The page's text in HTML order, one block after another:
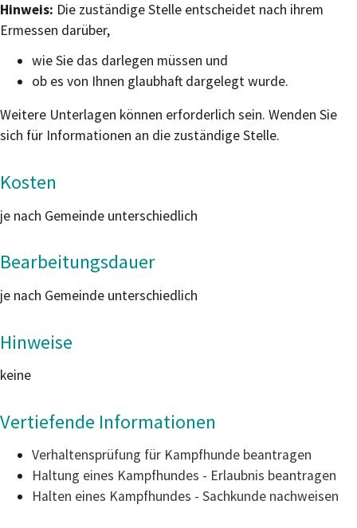
Hinweis: Die zuständige Stelle entscheidet nach ihrem
Ermessen darüber,
wie Sie das darlegen müssen und
ob es von Ihnen glaubhaft dargelegt wurde.
Weitere Unterlagen können erforderlich sein. Wenden Sie
sich für Informationen an die zuständige Stelle.
Kosten
je nach Gemeinde unterschiedlich
Bearbeitungsdauer
je nach Gemeinde unterschiedlich
Hinweise
keine
Vertiefende Informationen
Verhaltensprüfung für Kampfhunde beantragen
Haltung eines Kampfhundes - Erlaubnis beantragen
Halten eines Kampfhundes - Sachkunde nachweisen